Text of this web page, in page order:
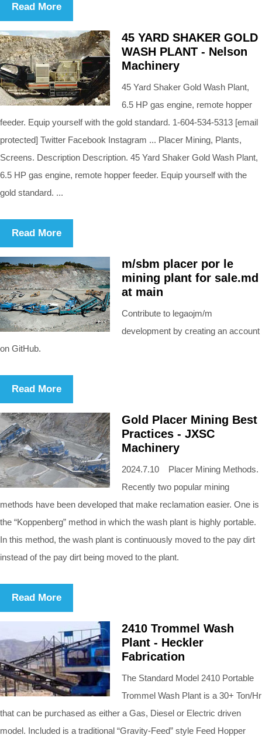
Read More
45 YARD SHAKER GOLD
WASH PLANT - Nelson
Machinery
45 Yard Shaker Gold Wash Plant,
6.5 HP gas engine, remote hopper
feeder. Equip yourself with the gold standard. 1-604-534-5313 [email
protected] Twitter Facebook Instagram ... Placer Mining, Plants,
Screens. Description Description. 45 Yard Shaker Gold Wash Plant,
6.5 HP gas engine, remote hopper feeder. Equip yourself with the
gold standard. ...
Read More
m/sbm placer por le
mining plant for sale.md
at main
Contribute to legaojm/m
development by creating an account
on GitHub.
Read More
Gold Placer Mining Best
Practices - JXSC
Machinery
2024.7.10 Placer Mining Methods.
Recently two popular mining
methods have been developed that make reclamation easier. One is
the “Koppenberg” method in which the wash plant is highly portable.
In this method, the wash plant is continuously moved to the pay dirt
instead of the pay dirt being moved to the plant.
Read More
2410 Trommel Wash
Plant - Heckler
Fabrication
The Standard Model 2410 Portable
Trommel Wash Plant is a 30+ Ton/Hr
that can be purchased as either a Gas, Diesel or Electric driven
model. Included is a traditional “Gravity-Feed” style Feed Hopper